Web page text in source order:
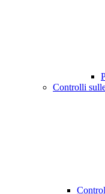
Controlli